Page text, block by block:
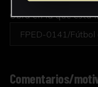
Obra en la que está
FPED-0141/Fútbol
Comentarios/